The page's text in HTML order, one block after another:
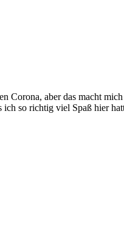
Corona, aber das macht
so richtig viel Spaß hier